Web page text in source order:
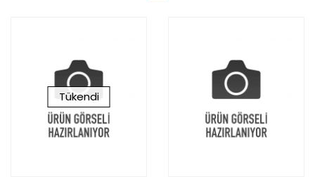
Tükendi